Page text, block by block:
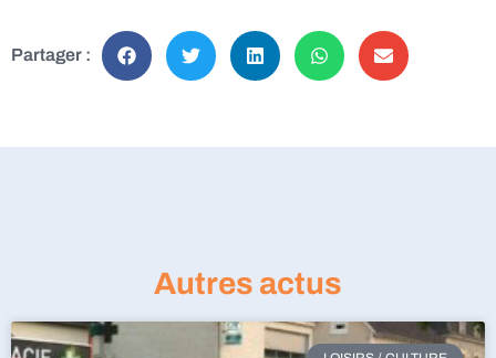
Partager :
Autres actus